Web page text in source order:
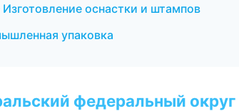
оснастки и штампов
упаковка
федеральный округ